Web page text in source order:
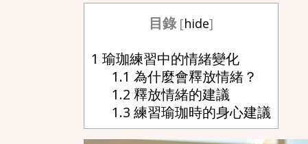
目錄 [hide]
1 瑜珈練習中的情緒變化
1.1 為什麼會釋放情緒？
1.2 釋放情緒的建議
1.3 練習瑜珈時的身心建議